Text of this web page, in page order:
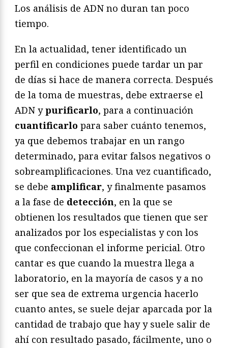
Los análisis de ADN no duran tan poco
tiempo.
En la actualidad, tener identificado un
perfil en condiciones puede tardar un par
de días si hace de manera correcta. Después
de la toma de muestras, debe extraerse el
ADN ypurificarlo, para a continuación
cuantificarlo para saber cuánto tenemos,
ya que debemos trabajar en un rango
determinado, para evitar falsos negativos o
sobreamplificaciones. Una vez cuantificado,
se debe amplificar, y finalmente pasamos
a la fase de detección, en la que se
obtienen los resultados que tienen que ser
analizados por los especialistas y con los
que confeccionan el informe pericial. Otro
cantar es que cuando la muestra llega a
laboratorio, en la mayoría de casos y a no
ser que sea de extrema urgencia hacerlo
cuanto antes, se suele dejar aparcada por la
cantidad de trabajo que hay y suele salir de
ahí con resultado pasado, fácilmente, uno o